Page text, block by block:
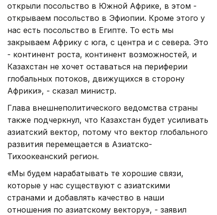
открыли посольство в Южной Африке, в этом -
открываем посольство в Эфиопии. Кроме этого у
нас есть посольство в Египте. То есть мы
закрываем Африку с юга, с центра и с севера. Это
- континент роста, континент возможностей, и
Казахстан не хочет оставаться на периферии
глобальных потоков, движущихся в сторону
Африки», - сказал министр.
Глава внешнеполитического ведомства страны
также подчеркнул, что Казахстан будет усиливать
азиатский вектор, потому что вектор глобального
развития перемещается в Азиатско-
Тихоокеанский регион.
«Мы будем нарабатывать те хорошие связи,
которые у нас существуют с азиатскими
странами и добавлять качество в наши
отношения по азиатскому вектору», - заявил